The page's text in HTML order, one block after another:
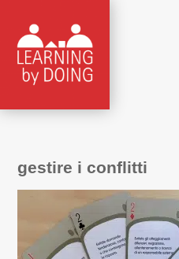
gestire i conflitti